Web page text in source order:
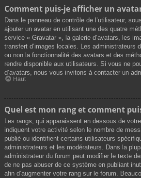
Comment puis-je afficher un
Dans le panneau de contrôle de l’utilisateur,
ajouter un avatar en utilisant une des quatre
service « Gravatar », la galerie d’avatars, les
transfert d’images locales. Les administrateurs
ou non la fonctionnalité des avatars et des
rendre disponible aux utilisateurs. Si vous ne
d’avatars, nous vous invitons à contacter un
Haut
Quel est mon rang et comment
Les rangs, qui apparaissent en dessous de
indiquent votre activité selon le nombre de
publié ou identifient certains utilisateurs
administrateurs et les modérateurs. Dans la
administrateur du forum peut modifier le texte
de ne pas abuser de ce système en publiant
afin d’augmenter votre rang sur le forum.